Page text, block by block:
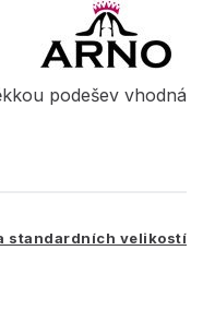
podešev vhodná
standardních velikostí